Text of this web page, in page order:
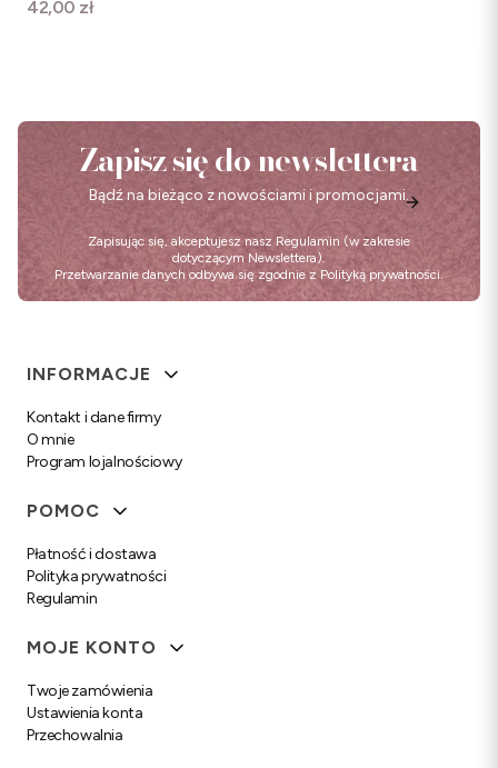
Cena
42,00 zł
Zapisz się do newslettera
Bądź na bieżąco z nowościami i promocjami.
Zapisując się, akceptujesz nasz Regulamin (w zakresie
dotyczącym Newslettera).
Przetwarzanie danych odbywa się zgodnie z Polityką prywatności.
Linki w stopce
INFORMACJE
Kontakt i dane firmy
O mnie
Program lojalnościowy
POMOC
Płatność i dostawa
Polityka prywatności
Regulamin
MOJE KONTO
Twoje zamówienia
Ustawienia konta
Przechowalnia